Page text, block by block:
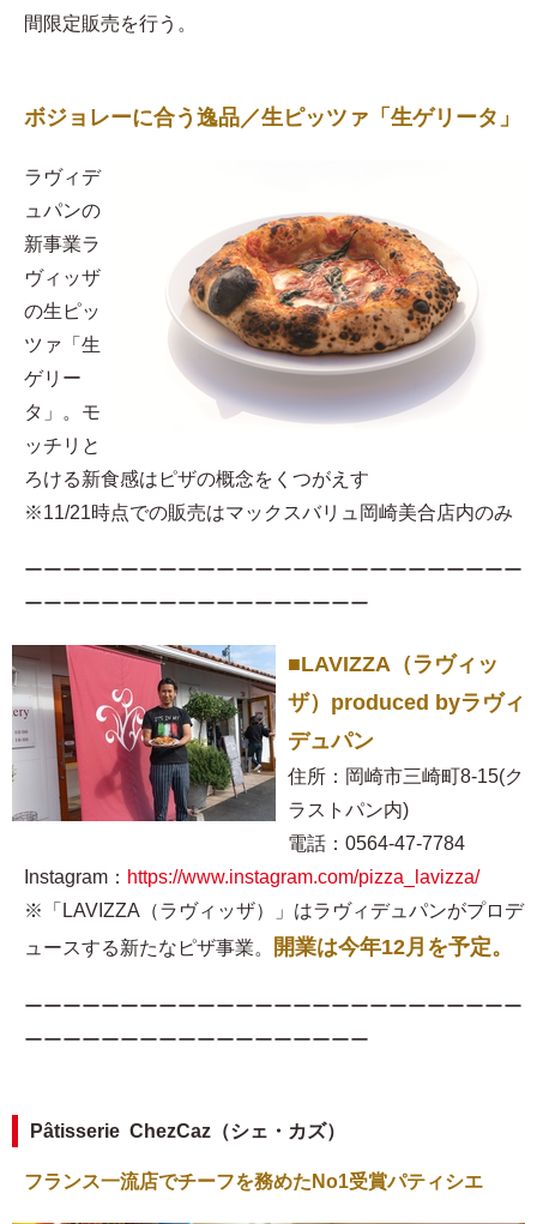
間限定販売を行う。
ボジョレーに合う逸品／生ピッツァ「生ゲリータ」
ラヴィデ
ュパンの
新事業ラ
ヴィッザ
の生ピッ
ツァ「生
ゲリー
タ」。モ
ッチリと
ろける新食感はピザの概念をくつがえす
※11/21時点での販売はマックスバリュ岡崎美合店内のみ
ーーーーーーーーーーーーーーーーーーーーーーーーーー
ーーーーーーーーーーーーーーーーーー
■LAVIZZA（ラヴィッ
ザ）produced byラヴィ
デュパン
住所：岡崎市三崎町8-15(ク
ラストパン内)
電話：0564-47-7784
Instagram： https://www.instagram.com/pizza_lavizza/
※「LAVIZZA（ラヴィッザ）」はラヴィデュパンがプロデ
ュースする新たなピザ事業。
開業は今年12月を予定。
ーーーーーーーーーーーーーーーーーーーーーーーーーー
ーーーーーーーーーーーーーーーーーー
Pâtisserie ChezCaz（シェ・カズ）
フランス一流店でチーフを務めたNo1受賞パティシエ